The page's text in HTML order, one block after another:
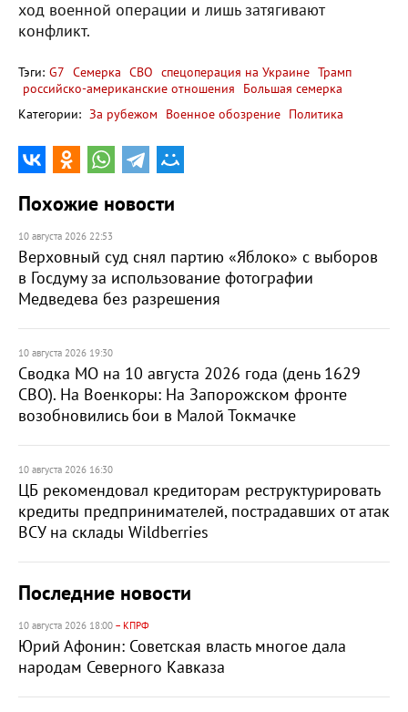
ход военной операции и лишь затягивают
конфликт.
Тэги: G7 Семерка СВО спецоперация на Украине Трамп
российско-американские отношения
Большая семерка
Категории: За рубежом Военное обозрение Политика
Похожие новости
10 августа 2026 22:53
Верховный суд снял партию «Яблоко» с выборов
в Госдуму за использование фотографии
Медведева без разрешения
10 августа 2026 19:30
Сводка МО на 10 августа 2026 года (день 1629
СВО). На Военкоры: На Запорожском фронте
возобновились бои в Малой Токмачке
10 августа 2026 16:30
ЦБ рекомендовал кредиторам реструктурировать
кредиты предпринимателей, пострадавших от атак
ВСУ на склады Wildberries
Последние новости
10 августа 2026 18:00 – КПРФ
Юрий Афонин: Советская власть многое дала
народам Северного Кавказа